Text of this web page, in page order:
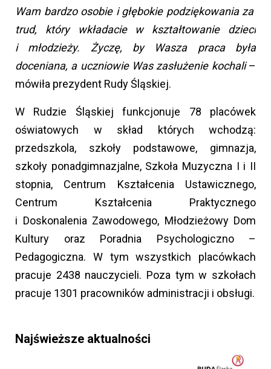
Wam bardzo osobie i głębokie podziękowania za
trud, który wkładacie w kształtowanie dzieci
i młodzieży. Życzę, by Wasza praca była
doceniana, a uczniowie Was zasłużenie kochali–
mówiła prezydent Rudy Śląskiej.
W Rudzie Śląskiej funkcjonuje 78 placówek
oświatowych w skład których wchodzą:
przedszkola, szkoły podstawowe, gimnazja,
szkoły ponadgimnazjalne, Szkoła Muzyczna I i II
stopnia, Centrum Kształcenia Ustawicznego,
Centrum Kształcenia Praktycznego
i Doskonalenia Zawodowego, Młodzieżowy Dom
Kultury oraz Poradnia Psychologiczno –
Pedagogiczna. W tym wszystkich placówkach
pracuje 2438 nauczycieli. Poza tym w szkołach
pracuje 1301 pracowników administracji i obsługi.
Najświeższe aktualności